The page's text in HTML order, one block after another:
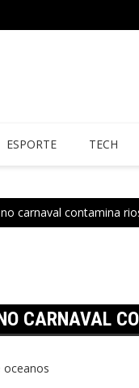
ESPORTE TECH
carnaval contamina
CARNAVAL